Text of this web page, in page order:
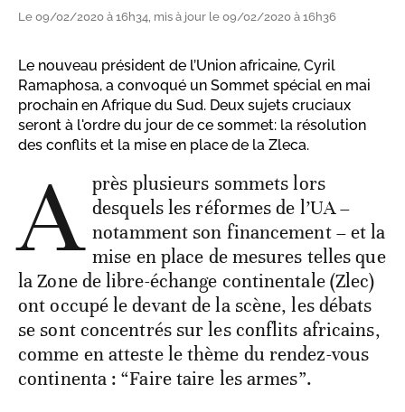
Le 09/02/2020 à 16h34, mis à jour le 09/02/2020 à 16h36
Le nouveau président de l’Union africaine, Cyril
Ramaphosa, a convoqué un Sommet spécial en mai
prochain en Afrique du Sud. Deux sujets cruciaux
seront à l'ordre du jour de ce sommet: la résolution
des conflits et la mise en place de la Zleca.
A près plusieurs sommets lors
desquels les réformes de l’UA –
notamment son financement – et la
mise en place de mesures telles que
la Zone de libre-échange continentale (Zlec)
ont occupé le devant de la scène, les débats
se sont concentrés sur les conflits africains,
comme en atteste le thème du rendez-vous
continenta : “Faire taire les armes”.